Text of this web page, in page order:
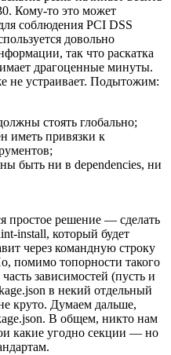
Кому-то это может
соблюдения PCI DSS
довольно
так что раскатка
драгоценные минуты.
не устраивает. Подытожим:
стоять глобально;
иметь привязки к
быть ни в dependencies, ни
простое решение — сделать
install, который будет
через командную строку
помимо топорности такого
зависимостей (пусть и
в некий отдельный
круто. Думаем дальше,
В общем, никто нам
какие угодно секции — но